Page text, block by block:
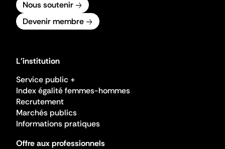
Nous soutenir
Devenir membre
L'institution
Service public +
Index égalité femmes-hommes
Recrutement
Marchés publics
Informations pratiques
Offre aux professionnels